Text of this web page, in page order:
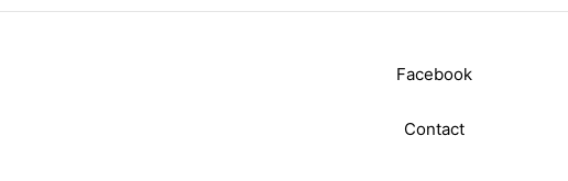
Facebook
Contact